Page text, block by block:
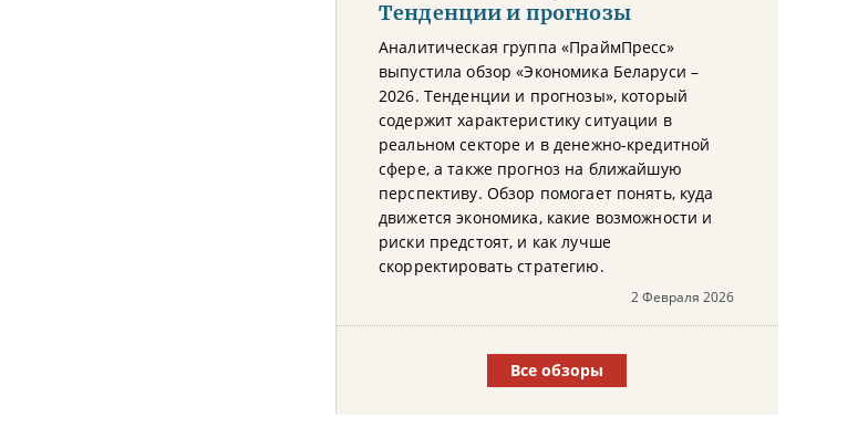
Тенденции и прогнозы
Аналитическая группа «ПраймПресс»
выпустила обзор «Экономика Беларуси –
2026. Тенденции и прогнозы», который
содержит характеристику ситуации в
реальном секторе и в денежно-кредитной
сфере, а также прогноз на ближайшую
перспективу. Обзор помогает понять, куда
движется экономика, какие возможности и
риски предстоят, и как лучше
скорректировать стратегию.
2 Февраля 2026
Все обзоры